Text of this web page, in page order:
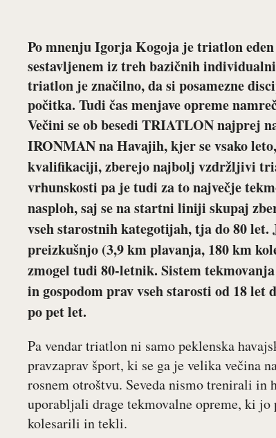
Po mnenju Igorja Kogoja je triatlon
sestavljenem iz treh bazičnih
triatlon je značilno, da si posamezne
počitka. Tudi čas menjave opreme
Večini se ob besedi TRIATLON najprej
IRONMAN na Havajih, kjer se vsako
kvalifikaciji, zberejo najbolj vzdržljivi
vrhunskosti pa je tudi za to največje
nasploh, saj se na startni liniji skupaj
vseh starostnih kategotijah, tja do 80 let.
preizkušnjo (3,9 km plavanja, 180 km
zmogel tudi 80-letnik. Sistem
in gospodom prav vseh starosti od 18
po pet let.
Pa vendar triatlon ni samo peklenska
pravzaprav šport, ki se ga je velika večina
rosnem otroštvu. Seveda nismo trenirali
uporabljali drage tekmovalne opreme, ki
kolesarili in tekli.